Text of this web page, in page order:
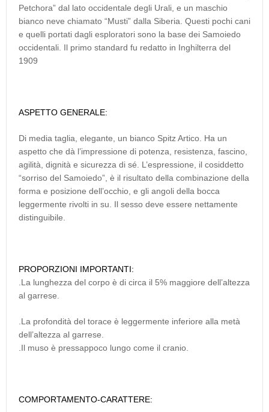
Petchora” dal lato occidentale degli Urali, e un maschio
bianco neve chiamato “Musti” dalla Siberia. Questi pochi cani
e quelli portati dagli esploratori sono la base dei Samoiedo
occidentali. Il primo standard fu redatto in Inghilterra del
1909
ASPETTO GENERALE:
Di media taglia, elegante, un bianco Spitz Artico. Ha un
aspetto che dà l’impressione di potenza, resistenza, fascino,
agilità, dignità e sicurezza di sé. L’espressione, il cosiddetto
“sorriso del Samoiedo”, è il risultato della combinazione della
forma e posizione dell’occhio, e gli angoli della bocca
leggermente rivolti in su. Il sesso deve essere nettamente
distinguibile.
PROPORZIONI IMPORTANTI:
.La lunghezza del corpo è di circa il 5% maggiore dell’altezza
al garrese.
.La profondità del torace è leggermente inferiore alla metà
dell’altezza al garrese.
.Il muso è pressappoco lungo come il cranio.
COMPORTAMENTO-CARATTERE: